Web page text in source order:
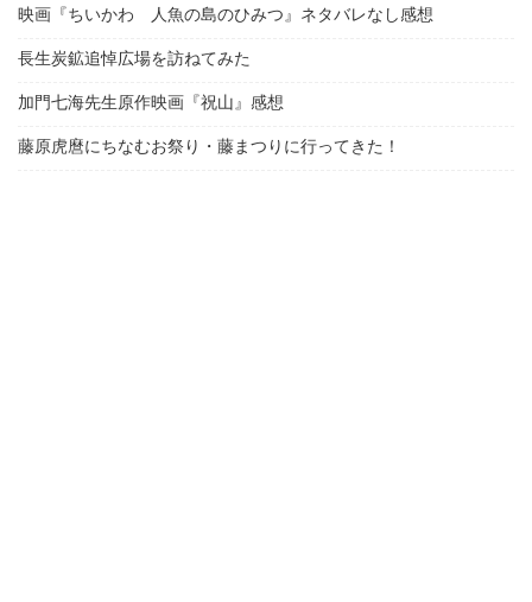
映画『ちいかわ 人魚の島のひみつ』ネタバレなし感想
長生炭鉱追悼広場を訪ねてみた
加門七海先生原作映画『祝山』感想
藤原虎麿にちなむお祭り・藤まつりに行ってきた！